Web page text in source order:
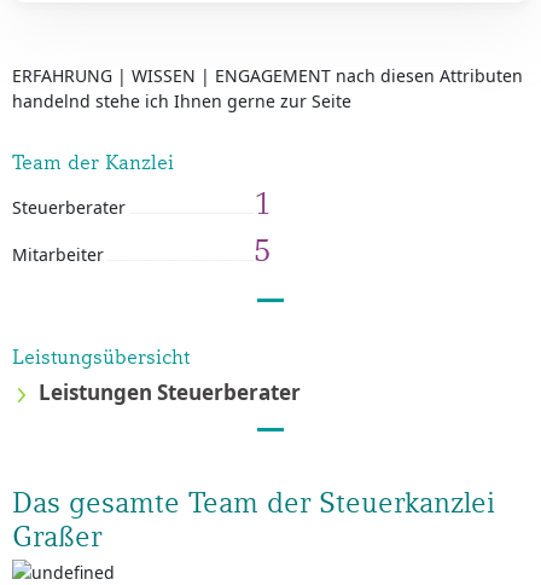
ERFAHRUNG | WISSEN | ENGAGEMENT nach diesen Attributen
handelnd stehe ich Ihnen gerne zur Seite
Team der Kanzlei
Steuerberater 1
Mitarbeiter 5
Leistungsübersicht
Leistungen Steuerberater
Das gesamte Team der Steuerkanzlei
Graßer